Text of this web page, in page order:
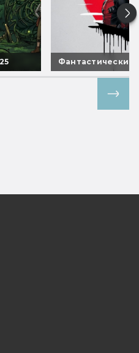
Фантастические